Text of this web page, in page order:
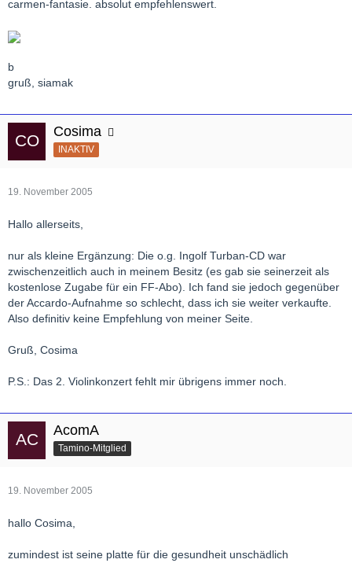
carmen-fantasie. absolut empfehlenswert.
b
gruß, siamak
Cosima
INAKTIV
19. November 2005
Hallo allerseits,
nur als kleine Ergänzung: Die o.g. Ingolf Turban-CD war
zwischenzeitlich auch in meinem Besitz (es gab sie seinerzeit als
kostenlose Zugabe für ein FF-Abo). Ich fand sie jedoch gegenüber
der Accardo-Aufnahme so schlecht, dass ich sie weiter verkaufte.
Also definitiv keine Empfehlung von meiner Seite.
Gruß, Cosima
P.S.: Das 2. Violinkonzert fehlt mir übrigens immer noch.
AcomA
Tamino-Mitglied
19. November 2005
hallo Cosima,
zumindest ist seine platte für die gesundheit unschädlich